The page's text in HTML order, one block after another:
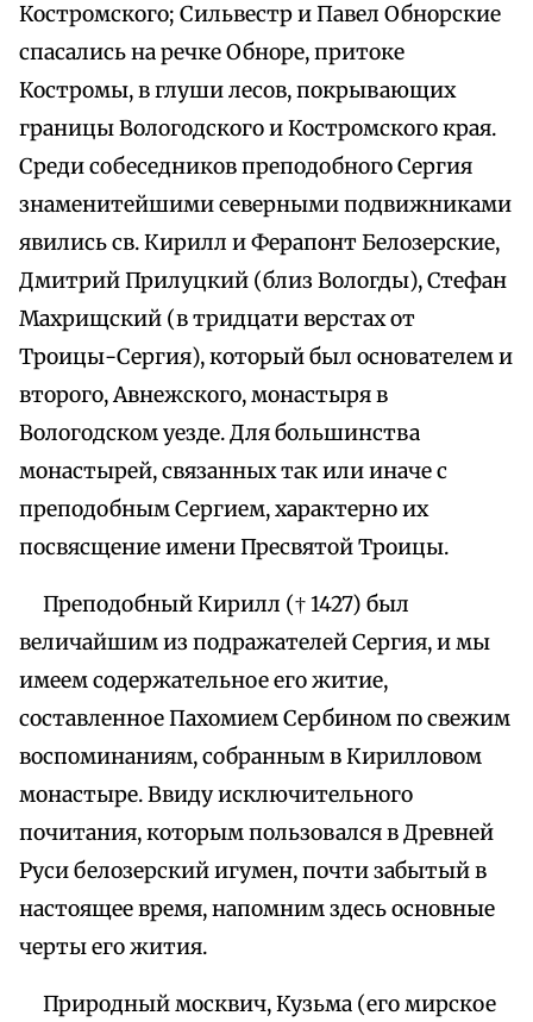
Костромского; Сильвестр и Павел Обнорские
спасались на речке Обноре, притоке
Костромы, в глуши лесов, покрывающих
границы Вологодского и Костромского края.
Среди собеседников преподобного Сергия
знаменитейшими северными подвижниками
явились св. Кирилл и Ферапонт Белозерские,
Дмитрий Прилуцкий (близ Вологды), Стефан
Махрищский (в тридцати верстах от
Троицы-Сергия), который был основателем и
второго, Авнежского, монастыря в
Вологодском уезде. Для большинства
монастырей, связанных так или иначе с
преподобным Сергием, характерно их
посвясщение имени Пресвятой Троицы.
Преподобный Кирилл († 1427) был
величайшим из подражателей Сергия, и мы
имеем содержательное его житие,
составленное Пахомием Сербином по свежим
воспоминаниям, собранным в Кирилловом
монастыре. Ввиду исключительного
почитания, которым пользовался в Древней
Руси белозерский игумен, почти забытый в
настоящее время, напомним здесь основные
черты его жития.
Природный москвич, Кузьма (его мирское